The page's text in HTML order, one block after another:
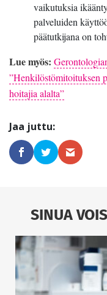
vaikutuksia
palveluiden
päätutkijana on
Lue myös:
”Henkilöstömitoituksen
hoitajia alalta”
SINUA